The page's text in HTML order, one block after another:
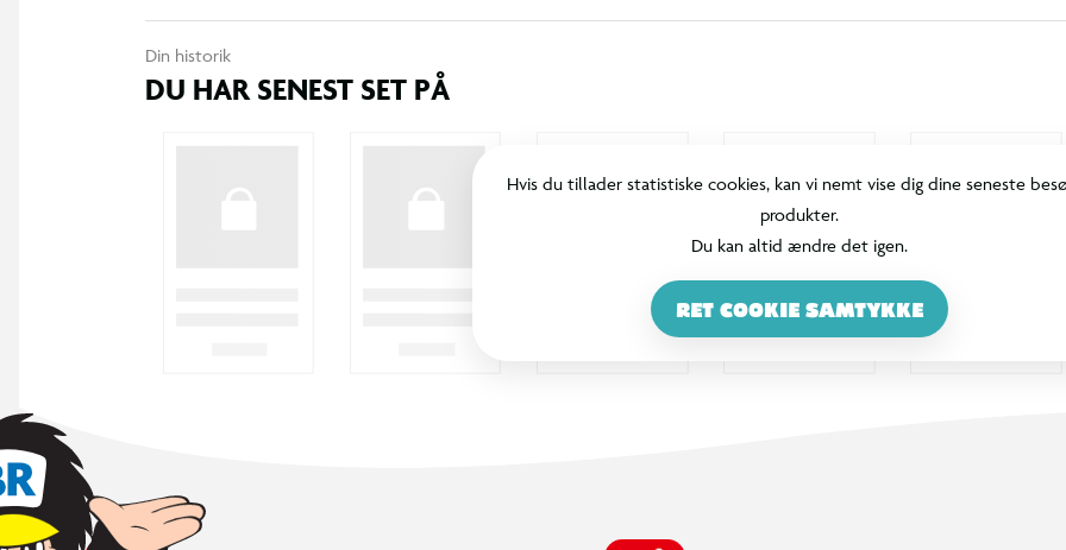
Din historik
DU HAR SENEST SET PÅ
Hvis du tillader statistiske cookies, kan vi nemt vise dig dine seneste
produkter.
Du kan altid ændre det igen.
RET COOKIE SAMTYKKE